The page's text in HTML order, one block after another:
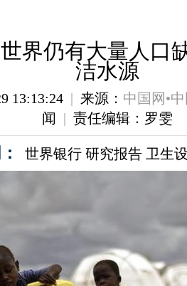
界仍有大量人口
洁水源
13:13:24 | 来源： 中国网•
闻 | 责任编辑：罗雯
世界银行 研究报告 卫生